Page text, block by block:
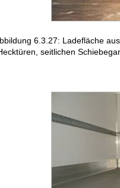
6.3.27: Ladefläche
seitlichen